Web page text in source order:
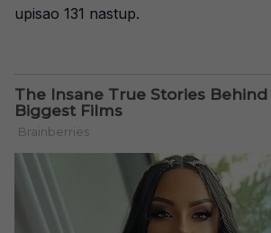
upisao 131 nastup.